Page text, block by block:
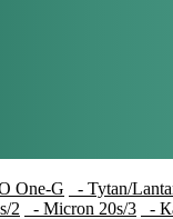
One-G - Tytan/
2 - Micron 20s/3 -